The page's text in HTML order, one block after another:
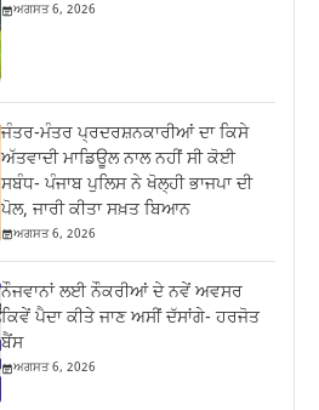
ਅਗਸਤ 6, 2026
ਜੰਤਰ-ਮੰਤਰ ਪ੍ਰਦਰਸ਼ਨਕਾਰੀਆਂ ਦਾ ਕਿਸੇ
ਅੱਤਵਾਦੀ ਮਾਡਿਊਲ ਨਾਲ ਨਹੀਂ ਸੀ ਕੋਈ
ਸਬੰਧ- ਪੰਜਾਬ ਪੁਲਿਸ ਨੇ ਖੋਲ੍ਹੀ ਭਾਜਪਾ ਦੀ
ਪੋਲ, ਜਾਰੀ ਕੀਤਾ ਸਖ਼ਤ ਬਿਆਨ
ਅਗਸਤ 6, 2026
ਨੌਜਵਾਨਾਂ ਲਈ ਨੌਕਰੀਆਂ ਦੇ ਨਵੇਂ ਅਵਸਰ
ਕਿਵੇਂ ਪੈਦਾ ਕੀਤੇ ਜਾਣ ਅਸੀਂ ਦੱਸਾਂਗੇ- ਹਰਜੋਤ
ਬੈਂਸ
ਅਗਸਤ 6, 2026